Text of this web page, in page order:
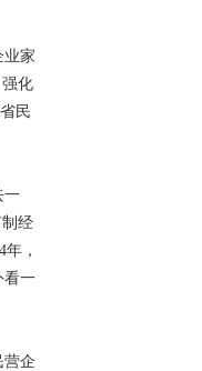
家
化
民
一
经
，
看一
企